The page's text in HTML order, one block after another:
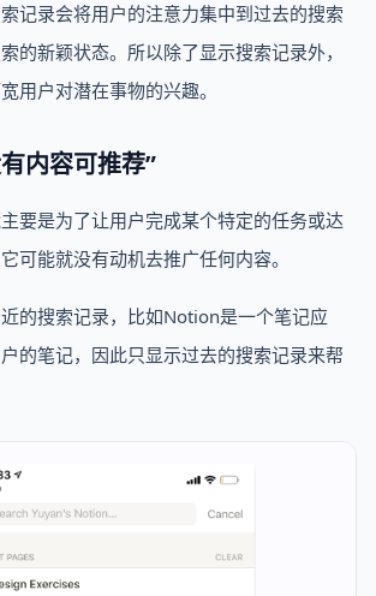
记录会将用户的注意力集中到过去的搜索
的新颖状态。所以除了显示搜索记录外，
用户对潜在事物的兴趣。
内容可推荐”
要是为了让用户完成某个特定的任务或达
可能就没有动机去推广任何内容。
的搜索记录，比如Notion是一个笔记应
的笔记，因此只显示过去的搜索记录来帮